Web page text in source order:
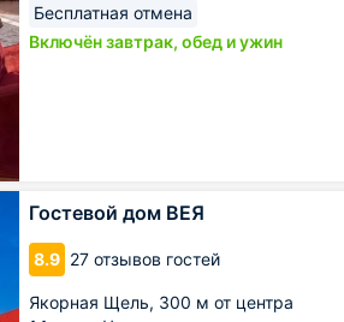
Бесплатная отмена
Включён завтрак, обед и ужин
Гостевой дом ВЕЯ
8.9 27 отзывов гостей
Якорная Щель, 300 м от центра